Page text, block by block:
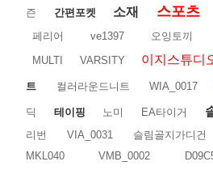
즌 간편포켓 소재 스포츠
페리어
ve1397 오잉토끼
MULTI
VARSITY 이지스튜디
트 컬러라운드니트 WIA_0017
딕 테이핑 노미 EA타이거
리번
VIA_0031 슬림골지가디건
MKL040
VMB_0002